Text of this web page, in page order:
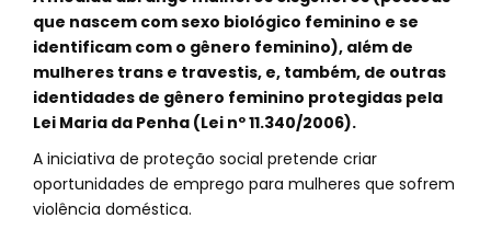
que nascem com sexo biológico feminino e se
identificam com o gênero feminino), além de
mulheres trans e travestis, e, também, de outras
identidades de gênero feminino protegidas pela
Lei Maria da Penha (Lei nº 11.340/2006).
A iniciativa de proteção social pretende criar
oportunidades de emprego para mulheres que sofrem
violência doméstica.